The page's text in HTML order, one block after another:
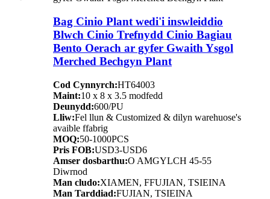
Bag Cinio Plant wedi'i inswleiddio
Blwch Cinio Trefnydd Cinio Bagiau
Bento Oerach ar gyfer Gwaith Ysgol
Merched Bechgyn Plant
Cod Cynnyrch:HT64003
Maint:10 x 8 x 3.5 modfedd
Deunydd:600/PU
Lliw:Fel llun & Customized & dilyn warehuose's
avaible ffabrig
MOQ:50-1000PCS
Pris FOB:USD3-USD6
Amser dosbarthu:O AMGYLCH 45-55
Diwrnod
Man cludo:XIAMEN, FFUJIAN, TSIEINA
Man Tarddiad:FUJIAN, TSIEINA